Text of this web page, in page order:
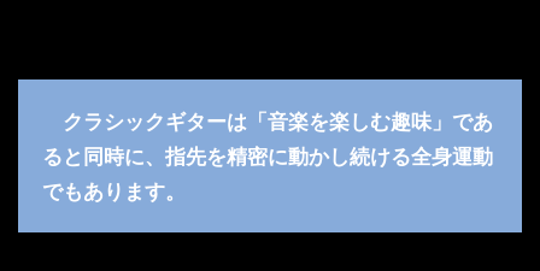
クラシックギターは「音楽を楽しむ趣味」であ
ると同時に、指先を精密に動かし続ける全身運動
でもあります。